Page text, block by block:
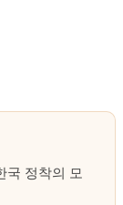
국 정착의 모